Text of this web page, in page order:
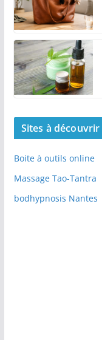
Sites à découvrir
Boite à outils online
Massage Tao-Tantra
bodhypnosis Nantes